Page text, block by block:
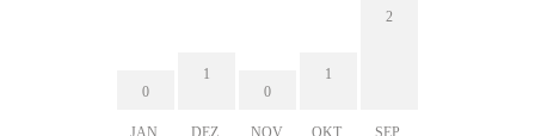
0
JAN.
1
DEZ.
0
NOV.
1
OKT.
2
SEP.